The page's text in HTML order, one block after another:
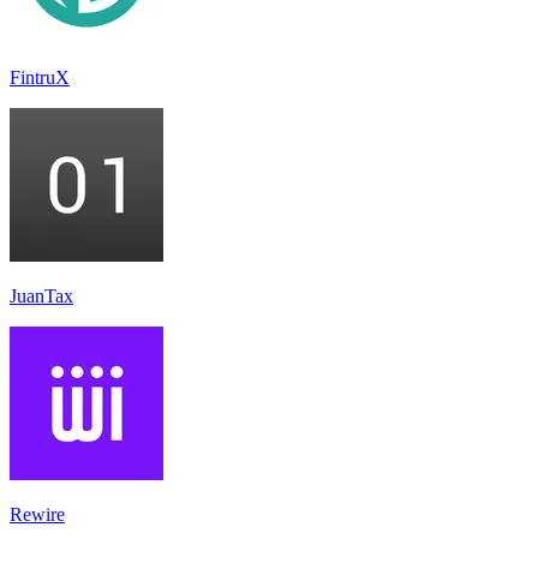
FintruX
JuanTax
Rewire